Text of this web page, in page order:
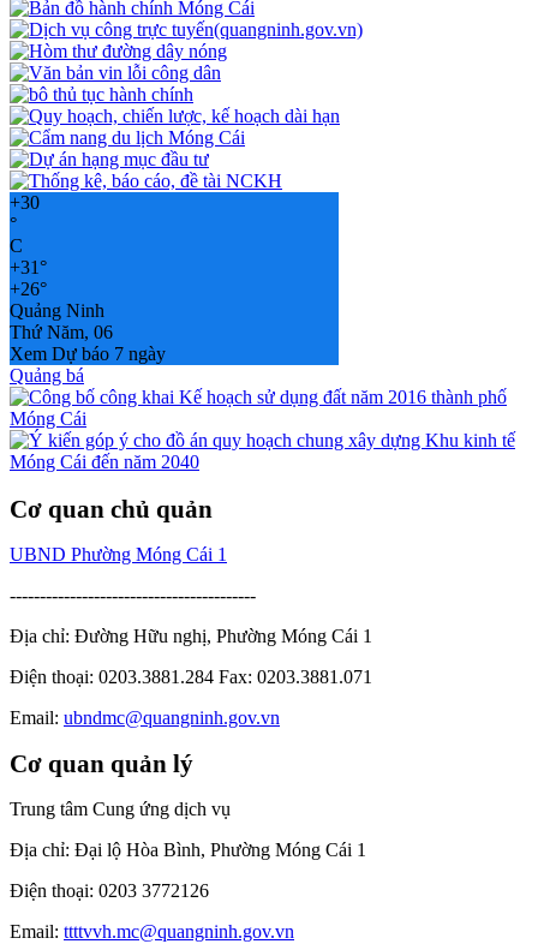
+30
°
C
+31°
+26°
Quảng Ninh
Thứ Năm, 06
Xem Dự báo 7 ngày
Quảng bá
Cơ quan chủ quản
UBND Phường Móng Cái 1
-----------------------------------------
Địa chỉ: Đường Hữu nghị, Phường Móng Cái 1
Điện thoại: 0203.3881.284 Fax: 0203.3881.071
Email: ubndmc@quangninh.gov.vn
Cơ quan quản lý
Trung tâm Cung ứng dịch vụ
Địa chỉ: Đại lộ Hòa Bình, Phường Móng Cái 1
Điện thoại: 0203 3772126
Email: ttttvvh.mc@quangninh.gov.vn